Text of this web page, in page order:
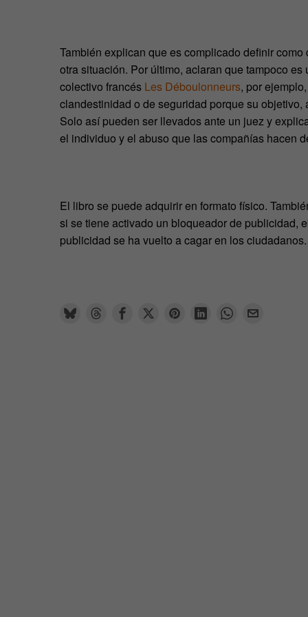
También explican que es complicado definir
otra situación. Por último, aclaran que tampoco
colectivo francés Les Déboulonneurs, por
clandestinidad o de seguridad porque su
Solo así pueden ser llevados ante un juez y
el individuo y el abuso que las compañías hacen
El libro se puede adquirir en formato físico.
si se tiene activado un bloqueador de publicidad,
publicidad se ha vuelto a cagar en los ciudadanos.